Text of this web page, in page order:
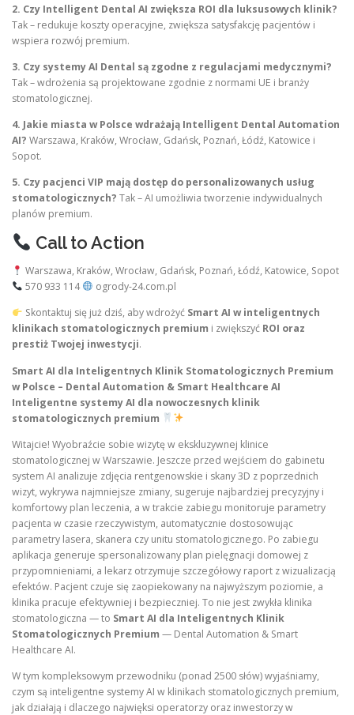
2. Czy Intelligent Dental AI zwiększa ROI dla luksusowych klinik?
Tak – redukuje koszty operacyjne, zwiększa satysfakcję pacjentów i
wspiera rozwój premium.
3. Czy systemy AI Dental są zgodne z regulacjami medycznymi?
Tak – wdrożenia są projektowane zgodnie z normami UE i branży
stomatologicznej.
4. Jakie miasta w Polsce wdrażają Intelligent Dental Automation
AI? Warszawa, Kraków, Wrocław, Gdańsk, Poznań, Łódź, Katowice i
Sopot.
5. Czy pacjenci VIP mają dostęp do personalizowanych usług
stomatologicznych? Tak – AI umożliwia tworzenie indywidualnych
planów premium.
Call to Action
Warszawa, Kraków, Wrocław, Gdańsk, Poznań, Łódź, Katowice, Sopot
570 933 114
ogrody-24.com.pl
Skontaktuj się już dziś, aby wdrożyć Smart AI w inteligentnych
klinikach stomatologicznych premium i zwiększyć ROI oraz
prestiż Twojej inwestycji.
Smart AI dla Inteligentnych Klinik Stomatologicznych Premium
w Polsce – Dental Automation & Smart Healthcare AI
Inteligentne systemy AI dla nowoczesnych klinik
stomatologicznych premium
Witajcie! Wyobraźcie sobie wizytę w ekskluzywnej klinice
stomatologicznej w Warszawie. Jeszcze przed wejściem do gabinetu
system AI analizuje zdjęcia rentgenowskie i skany 3D z poprzednich
wizyt, wykrywa najmniejsze zmiany, sugeruje najbardziej precyzyjny i
komfortowy plan leczenia, a w trakcie zabiegu monitoruje parametry
pacjenta w czasie rzeczywistym, automatycznie dostosowując
parametry lasera, skanera czy unitu stomatologicznego. Po zabiegu
aplikacja generuje spersonalizowany plan pielęgnacji domowej z
przypomnieniami, a lekarz otrzymuje szczegółowy raport z wizualizacją
efektów. Pacjent czuje się zaopiekowany na najwyższym poziomie, a
klinika pracuje efektywniej i bezpieczniej. To nie jest zwykła klinika
stomatologiczna — to Smart AI dla Inteligentnych Klinik
Stomatologicznych Premium — Dental Automation & Smart
Healthcare AI.
W tym kompleksowym przewodniku (ponad 2500 słów) wyjaśniamy,
czym są inteligentne systemy AI w klinikach stomatologicznych premium,
jak działają i dlaczego najwięksi operatorzy oraz inwestorzy w